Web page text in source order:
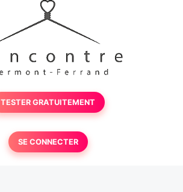
TESTER GRATUITEMENT
SE CONNECTER